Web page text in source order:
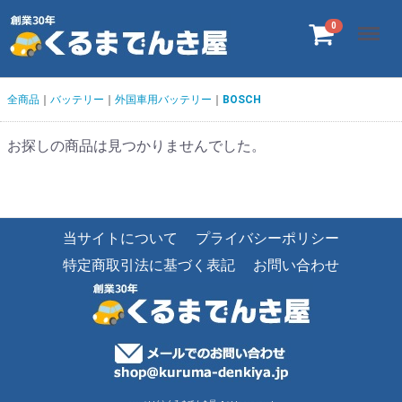
0 Menu
全商品 バッテリー 外国車用バッテリー BOSCH
お探しの商品は見つかりませんでした。
当サイトについて
プライバシーポリシー
特定商取引法に基づく表記
お問い合わせ